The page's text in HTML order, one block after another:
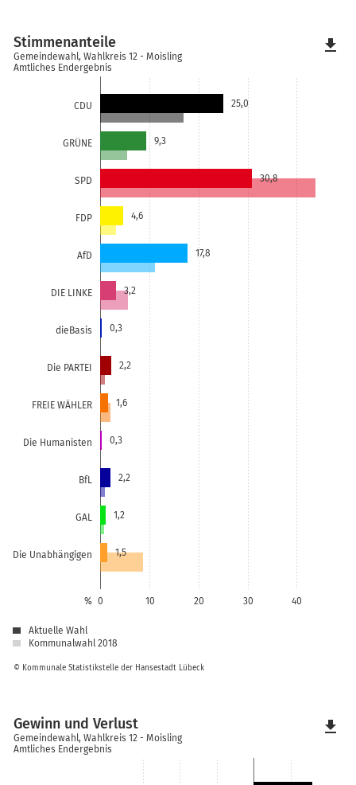
CDU
GRÜNE
SPD
FDP
AfD
DIE LINKE
dieBasis
Die PARTEI
FREIE WÄHLER
Die Humanisten
BfL
GAL
Die Unabhängigen
0 10 20 30 40
%
25,0
9,3
30,8
4,6
17,8
3,2
0,3
2,2
1,6
0,3
2,2
1,2
1,5
© Kommunale Statistikstelle der Hansestadt Lübeck
Stimmenanteile
Gemeindewahl, Wahlkreis 12 - Moisling
Amtliches Endergebnis
Aktuelle Wahl
Kommunalwahl 2018
file_download
Gewinn und Verlust
Gemeindewahl, Wahlkreis 12 - Moisling
Amtliches Endergebnis
file_download